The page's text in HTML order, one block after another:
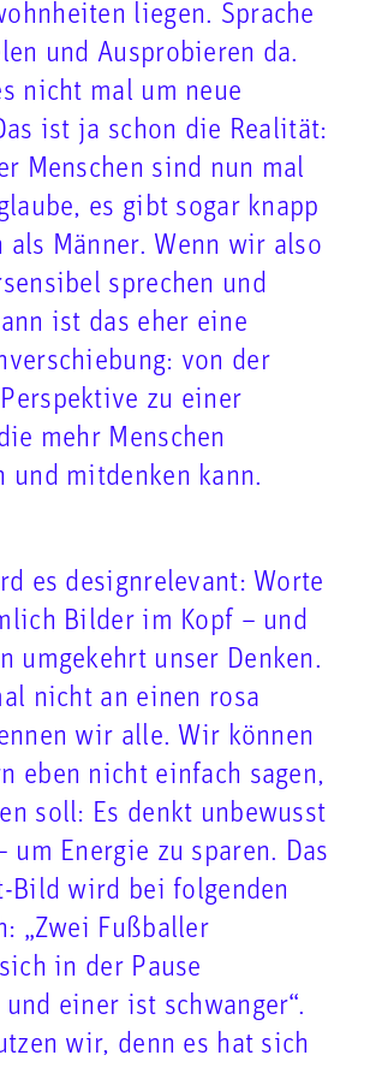
liegen. Sprache
und Ausprobieren da.
nicht mal um neue
ist ja schon die Realität:
Menschen sind nun mal
es gibt sogar knapp
als Männer. Wenn wir also
sprechen und
ist das eher eine
von der
zu einer
mehr Menschen
und mitdenken kann.
es designrelevant: Worte
Bilder im Kopf – und
umgekehrt unser Denken.
nicht an einen rosa
wir alle. Wir können
eben nicht einfach sagen,
soll: Es denkt unbewusst
um Energie zu sparen. Das
Bild wird bei folgenden
„Zwei Fußballer
in der Pause
einer ist schwanger“.
wir, denn es hat sich